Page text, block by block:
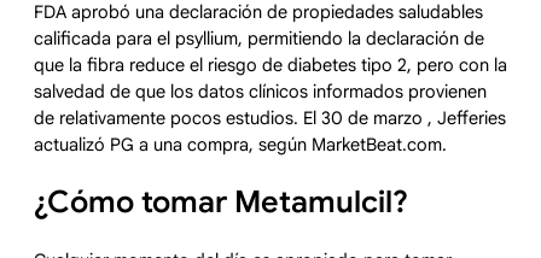
FDA aprobó una declaración de propiedades saludables
calificada para el psyllium, permitiendo la declaración de
que la fibra reduce el riesgo de diabetes tipo 2, pero con la
salvedad de que los datos clínicos informados provienen
de relativamente pocos estudios. El 30 de marzo , Jefferies
actualizó PG a una compra, según MarketBeat.com.
¿Cómo tomar Metamulcil?